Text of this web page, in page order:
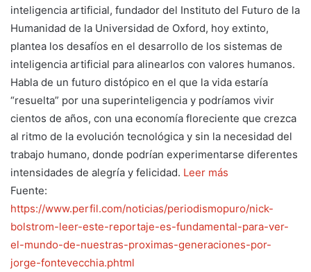
inteligencia artificial, fundador del Instituto del Futuro de la
Humanidad de la Universidad de Oxford, hoy extinto,
plantea los desafíos en el desarrollo de los sistemas de
inteligencia artificial para alinearlos con valores humanos.
Habla de un futuro distópico en el que la vida estaría
“resuelta” por una superinteligencia y podríamos vivir
cientos de años, con una economía floreciente que crezca
al ritmo de la evolución tecnológica y sin la necesidad del
trabajo humano, donde podrían experimentarse diferentes
intensidades de alegría y felicidad. Leer más
Fuente:
https://www.perfil.com/noticias/periodismopuro/nick-
bolstrom-leer-este-reportaje-es-fundamental-para-ver-
el-mundo-de-nuestras-proximas-generaciones-por-
jorge-fontevecchia.phtml